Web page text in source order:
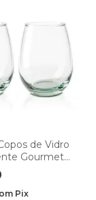
de Vidro
Gourmet
Home
Pix